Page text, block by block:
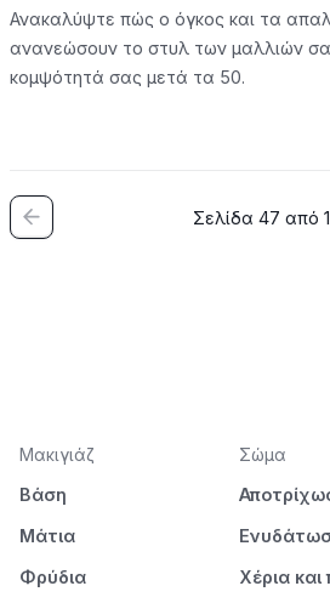
Ανακαλύψτε πώς ο όγκος και τα
ανανεώσουν το στυλ των μαλλιών
κομψότητά σας μετά τα 50.
Σελίδα 47 από
Μακιγιάζ
Βάση
Μάτια
Φρύδια
Σώμα
Χέρια και